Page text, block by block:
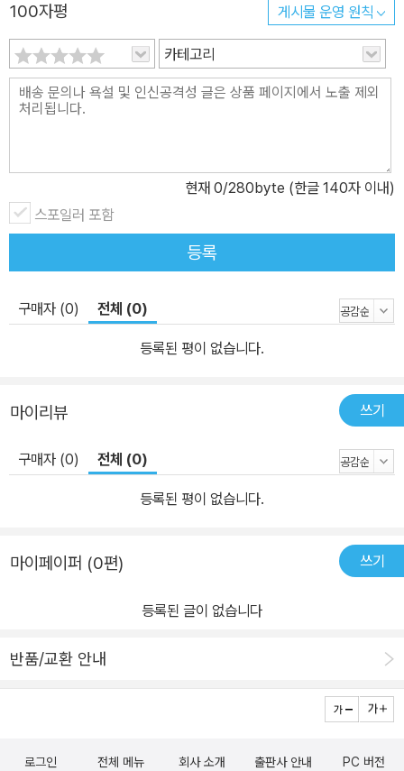
100자평 게시물 운영 원칙
카테고리
현재 0/280byte (한글 140자 이내)
스포일러 포함
등록
구매자 (0) 전체 (0)
등록된 평이 없습니다.
마이리뷰 쓰기
구매자 (0) 전체 (0)
등록된 평이 없습니다.
마이페이퍼 (0편) 쓰기
등록된 글이 없습니다
반품/교환 안내
로그인 전체 메뉴 회사 소개 출판사 안내 PC 버전